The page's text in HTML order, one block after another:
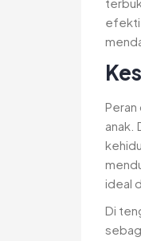
Peran
anak.
ideal
Di